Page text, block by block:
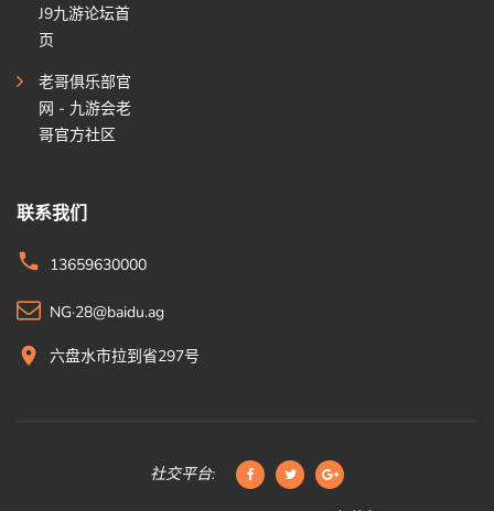
J9九游论坛首
页
老哥俱乐部官
网 - 九游会老
哥官方社区
联系我们
13659630000
NG·28@baidu.ag
六盘水市拉到省297号
社交平台: